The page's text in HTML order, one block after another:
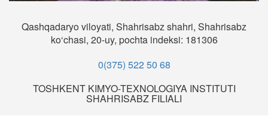
Qashqadaryo viloyati, Shahrisabz shahri, Shahrisabz
ko‘chasi, 20-uy, pochta indeksi: 181306
0(375) 522 50 68
TOSHKENT KIMYO-TEXNOLOGIYA INSTITUTI
SHAHRISABZ FILIALI